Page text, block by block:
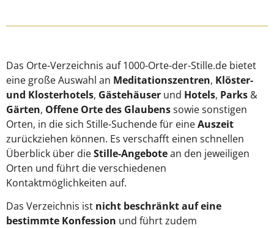
Das Orte-Verzeichnis auf 1000-Orte-der-Stille.de bietet
eine große Auswahl an Meditationszentren, Klöster-
und Klosterhotels, Gästehäuser und Hotels, Parks &
Gärten, Offene Orte des Glaubenssowie sonstigen
Orten, in die sich Stille-Suchende für eineAuszeit
zurückziehen können. Es verschafft einen schnellen
Überblick über dieStille-Angebotean den jeweiligen
Orten und führt die verschiedenen
Kontaktmöglichkeiten auf.
Das Verzeichnis ist nicht beschränkt auf eine
bestimmte Konfession und führt zudem